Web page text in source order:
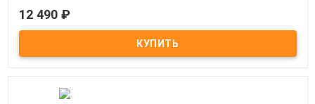
Под заказ
Балансировочная доска Бильгоу
12 490 ₽